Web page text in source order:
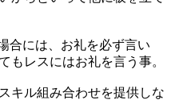
合には、お礼を必ず言い
もレスにはお礼を言う事。
キル組み合わせを提供しな